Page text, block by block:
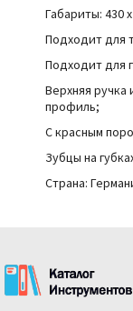
Габариты: 430
Подходит для
Подходит для
Верхняя
профиль;
С красным
Зубцы на
Страна: